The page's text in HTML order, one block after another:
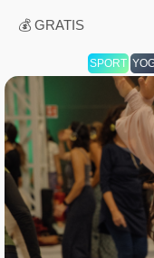
💰 GRATIS
SPORT